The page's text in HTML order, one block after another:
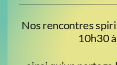
Nos rencontres
10h30